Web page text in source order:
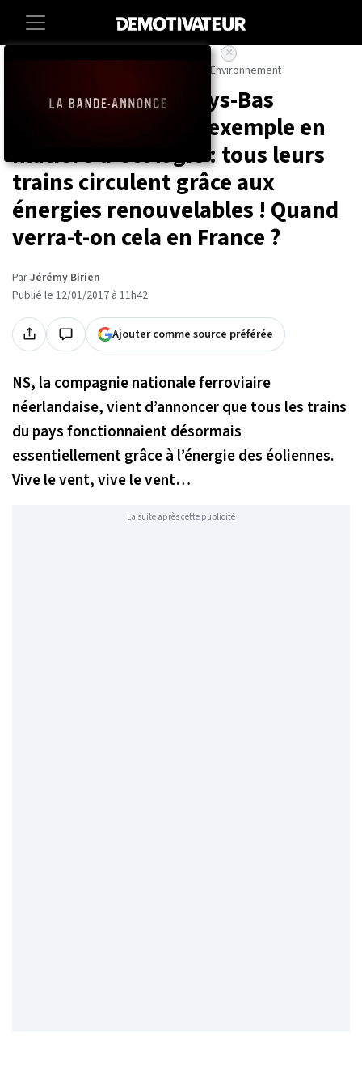
Environnement
Décidément, les Pays-Bas
montrent encore l'exemple en
matière d'écologie : tous leurs
trains circulent grâce aux
énergies renouvelables ! Quand
verra-t-on cela en France ?
ParJérémy Birien
Publié le 12/01/2017 à 11h42
Ajouter comme source préférée
NS, la compagnie nationale ferroviaire
néerlandaise, vient d’annoncer que tous les trains
du pays fonctionnaient désormais
essentiellement grâce à l’énergie des éoliennes.
Vive le vent, vive le vent…
La suite après cette publicité
×